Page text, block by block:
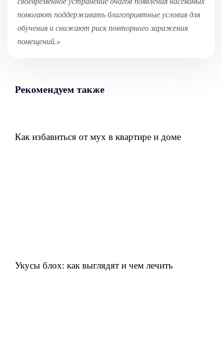
помогают поддерживать благоприятные условия для
обучения и снижают риск повторного заражения
помещений.»
Рекомендуем также
Как избавиться от мух в квартире и доме
Укусы блох: как выглядят и чем лечить